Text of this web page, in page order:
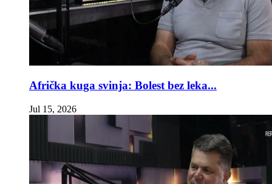
Afrička kuga svinja: Bolest bez leka...
Jul 15, 2026